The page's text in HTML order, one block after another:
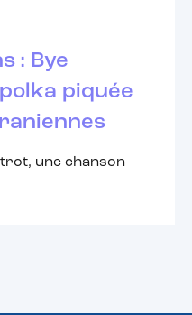
: Bye
piquée
trot, une chanson